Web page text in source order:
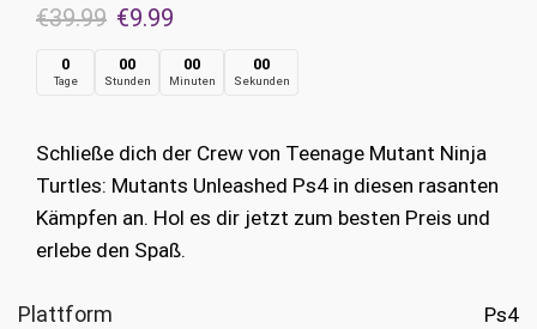
€39.99 Ursprünglicher
Preis
war:
€9.99
Preis
ist:
0
Tage
00
Stunden
00
Minuten
00
Sekunden
Schließe dich der Crew von Teenage Mutant Ninja
Turtles: Mutants Unleashed Ps4 in diesen rasanten
Kämpfen an. Hol es dir jetzt zum besten Preis und
erlebe den Spaß.
Plattform Ps4